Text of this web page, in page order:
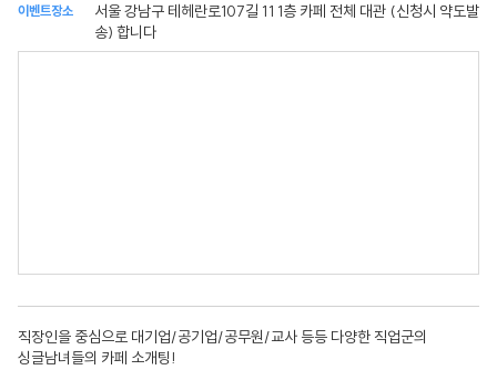
이벤트장소
서울 강남구 테헤란로107길 11 1층 카페 전체 대관 (신청시 약도발
송) 합니다
직장인을 중심으로 대기업/공기업/공무원/교사 등등 다양한 직업군의
싱글남녀들의 카페 소개팅!